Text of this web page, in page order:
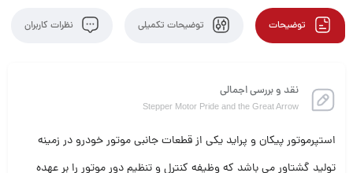
توضیحات توضیحات تکمیلی نظرات کاربران
نقد و بررسی اجمالی
Stepper Motor Pride and the Great Arrow
استپرموتور پیکان و پراید یکی از قطعات جانبی موتور خودرو در زمینه
تولید گشتاور می باشد که وظیفه کنترل و تنظیم دور موتور را بر عهده